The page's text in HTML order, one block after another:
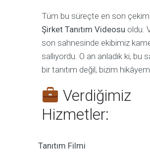
Tüm bu süreçte en son
Şirket Tanıtım Videosu oldu.
son sahnesinde ekibimiz
sallıyordu. O an anladık ki, bu
bir tanıtım değil, bizim
Verdiğimiz
Hizmetler:
Tanıtım Filmi